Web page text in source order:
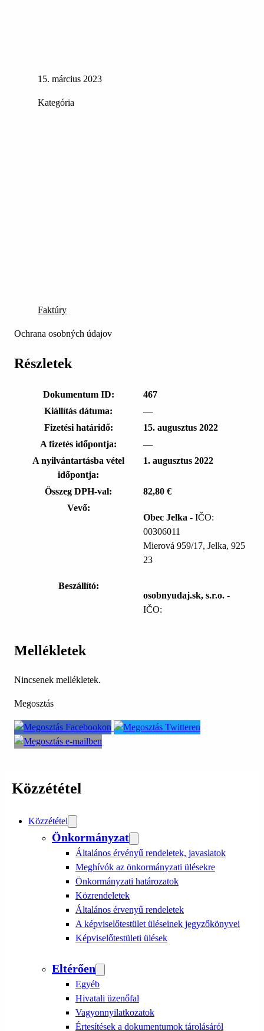
15. március 2023
Kategória
Faktúry
Ochrana osobných údajov
Részletek
Dokumentum ID:
467
Kiállítás dátuma:
—
Fizetési határidő:
15. augusztus 2022
A fizetés időpontja:
—
A nyilvántartásba vétel
időpontja:
1. augusztus 2022
Összeg DPH-val:
82,80 €
Vevő:
Obec Jelka - IČO:
00306011
Mierová 959/17, Jelka, 925
23
Beszállító:
osobnyudaj.sk, s.r.o. -
IČO:
Mellékletek
Nincsenek mellékletek.
Megosztás
Közzététel
Közzététel
Önkormányzat
Általános érvényű rendeletek, javaslatok
Meghívók az önkormányzati ülésekre
Önkormányzati határozatok
Közrendeletek
Általános érvenyű rendeletek
A képviselőtestület üléseinek jegyzőkönyvei
Képviselőtestületi ülések
Eltérően
Egyéb
Hivatali üzenőfal
Vagyonnyilatkozatok
Értesítések a dokumentumok tárolásáról